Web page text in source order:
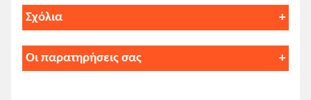
Σχόλια
1. Εισαγωγικά στοιχεία
Οι παρατηρήσεις σας